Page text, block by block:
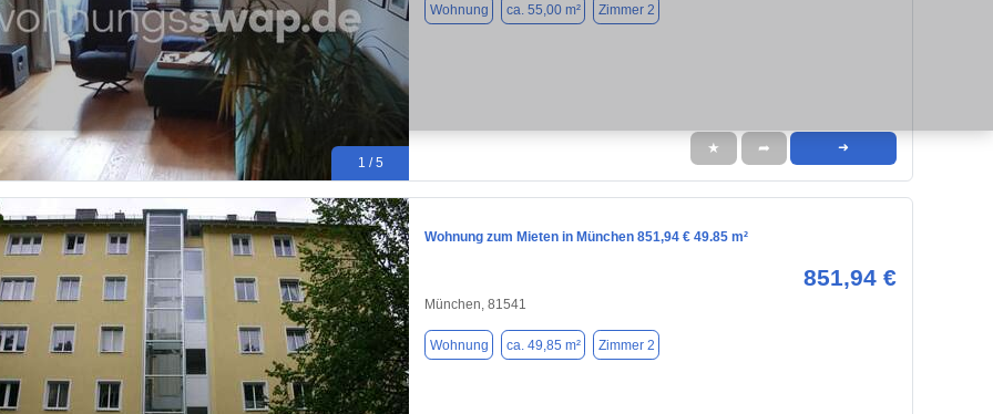
1 / 5
Wohnung ca. 55,00 m² Zimmer 2
★ ➦ ➜
Wohnung zum Mieten in München 851,94 € 49.85 m²
851,94 €
München, 81541
Wohnung ca. 49,85 m² Zimmer 2